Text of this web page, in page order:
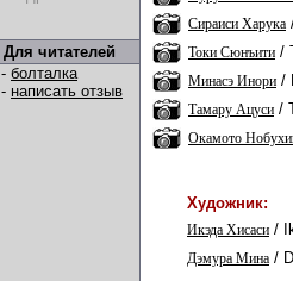
Для читателей
- болталка
- написать отзыв
Сираиси Харука
Токи Сюнъити /
Минасэ Инори /
Тамару Ацуси /
Окамото
Художник:
Икэда Хисаси /
Дэмура Мина /